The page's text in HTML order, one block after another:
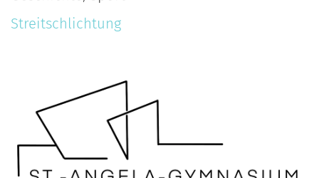
Streitschlichtung